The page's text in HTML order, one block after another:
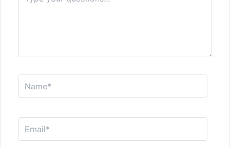
Name*
Email*